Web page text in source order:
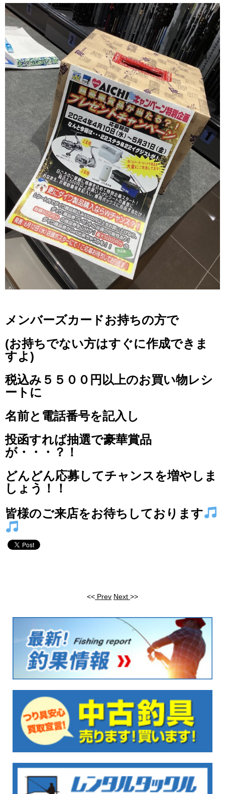
メンバーズカードお持ちの方で
(お持ちでない方はすぐに作成できま
すよ)
税込み５５００円以上のお買い物レシ
ートに
名前と電話番号を記入し
投函すれば抽選で豪華賞品
が・・・？！
どんどん応募してチャンスを増やしま
しょう！！
皆様のご来店をお待ちしております
<< Prev Next >>